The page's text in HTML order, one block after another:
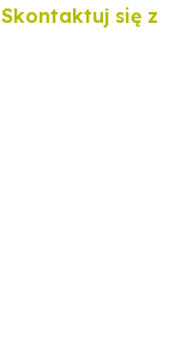
Skontaktuj się z